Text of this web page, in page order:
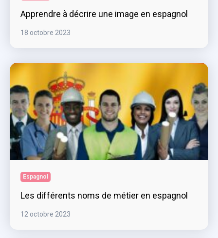
Apprendre à décrire une image en espagnol
18 octobre 2023
Espagnol
Les différents noms de métier en espagnol
12 octobre 2023